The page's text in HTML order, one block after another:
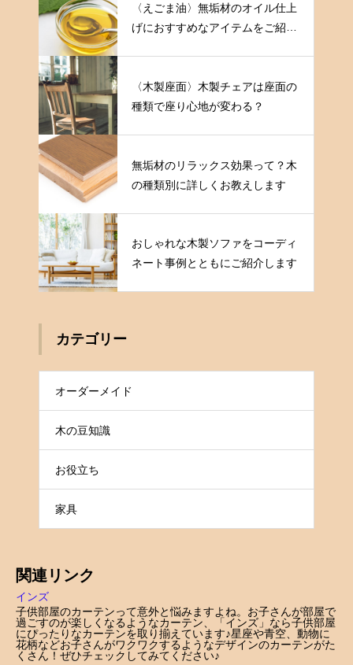
〈えごま油〉無垢材のオイル仕上
げにおすすめなアイテムをご紹介
〈木製座面〉木製チェアは座面の
種類で座り心地が変わる？
無垢材のリラックス効果って？木
の種類別に詳しくお教えします
おしゃれな木製ソファをコーディ
ネート事例とともにご紹介します
カテゴリー
オーダーメイド
木の豆知識
お役立ち
家具
関連リンク
インズ
子供部屋のカーテンって意外と悩みますよね。お子さんが部屋で
過ごすのが楽しくなるようなカーテン、「インズ」なら子供部屋
にぴったりなカーテンを取り揃えています♪星座や青空、動物に
花柄などお子さんがワクワクするようなデザインのカーテンがた
くさん！ぜひチェックしてみてください♪